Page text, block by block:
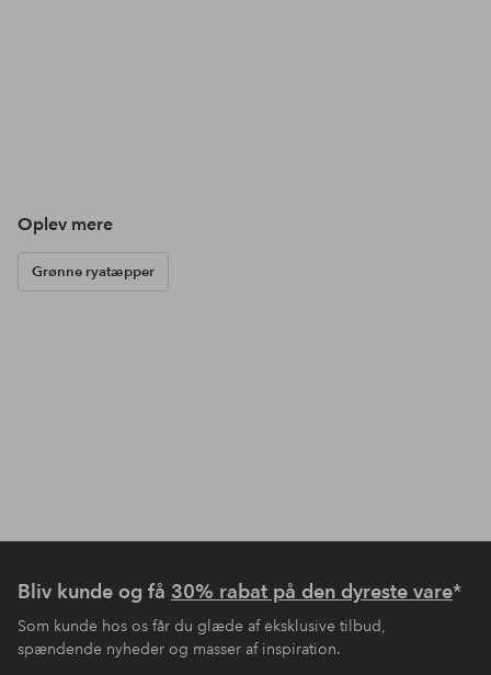
Oplev mere
Grønne ryatæpper
Bliv kunde og få 30% rabat på den dyreste vare*
Som kunde hos os får du glæde af eksklusive tilbud,
spændende nyheder og masser af inspiration.